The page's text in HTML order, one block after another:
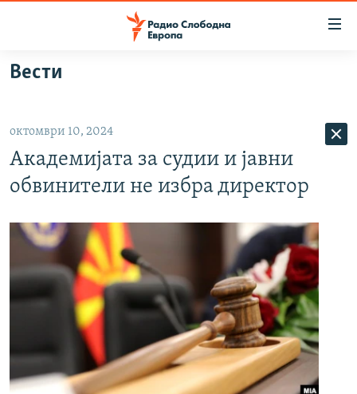
Оди
на
главната
навигација
на
пребарување
ВИЗУЕЛНО
ВЕСТИ
ПРИЈАВИ СЕ ЗА ЊУЗЛЕТЕР
ПОДКАСТ ЗОШТО?
СЛЕДЕТЕ НЕ
РСЕ веб страници
Вести
октомври 10, 2024
Академијата за судии и јавни
обвинители не избра директор